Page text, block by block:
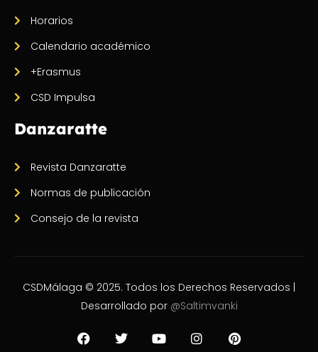
Horarios
Calendario académico
+Erasmus
CSD Impulsa
Danzaratte
Revista Danzaratte
Normas de publicación
Consejo de la revista
CSDMálaga © 2025. Todos los Derechos Reservados |
Desarrollado por @Saltimvanki